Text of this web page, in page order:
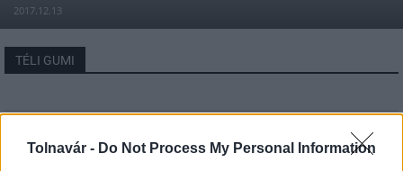
Tolnavár - Do Not Process My Personal Information
2017.12.13
TÉLI GUMI
HÍRLEVÉL